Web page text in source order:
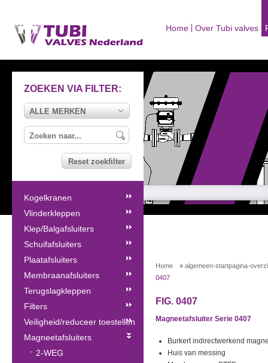
Home Over Tubi valves
Home » algemeen-startpagina-
0407
FIG. 0407
Magneetafsluiter Serie 0407
Burkert indirectwerkend
Huis van messing
ZOEKEN VIA FILTER:
ALLE MERKEN
Reset zoekfilter
Kogelkranen
Vlinderkleppen
Klep/Balgafsluiters
Schuifafsluiters
Plaatafsluiters
Membraanafsluiters
Terugslagkleppen
Filters
Veiligheid/reduceer toestellen
Magneetafsluiters
2-WEG